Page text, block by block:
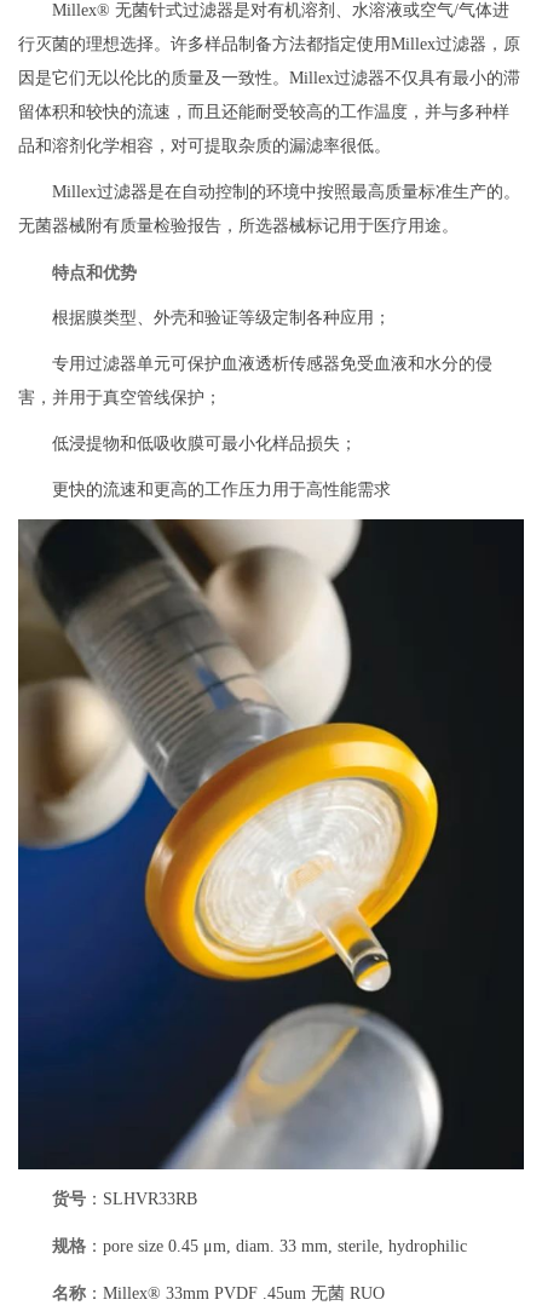
Millex® 无菌针式过滤器是对有机溶剂、水溶液或空气/气体进
行灭菌的理想选择。许多样品制备方法都指定使用Millex过滤器，原
因是它们无以伦比的质量及一致性。Millex过滤器不仅具有最小的滞
留体积和较快的流速，而且还能耐受较高的工作温度，并与多种样
品和溶剂化学相容，对可提取杂质的漏滤率很低。
Millex过滤器是在自动控制的环境中按照最高质量标准生产的。
无菌器械附有质量检验报告，所选器械标记用于医疗用途。
特点和优势
根据膜类型、外壳和验证等级定制各种应用；
专用过滤器单元可保护血液透析传感器免受血液和水分的侵
害，并用于真空管线保护；
低浸提物和低吸收膜可最小化样品损失；
更快的流速和更高的工作压力用于高性能需求
货号 ：SLHVR33RB
规格 ：pore size 0.45 μm, diam. 33 mm, sterile, hydrophilic
名称 ：Millex® 33mm PVDF .45um 无菌 RUO